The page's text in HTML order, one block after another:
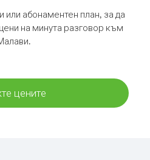
или абонаментен план, за да
на минута разговор към
цените